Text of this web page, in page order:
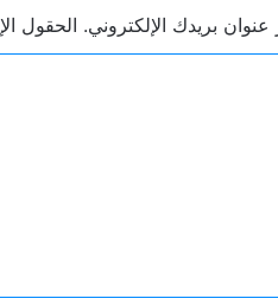
بريدك الإلكتروني. الحقول